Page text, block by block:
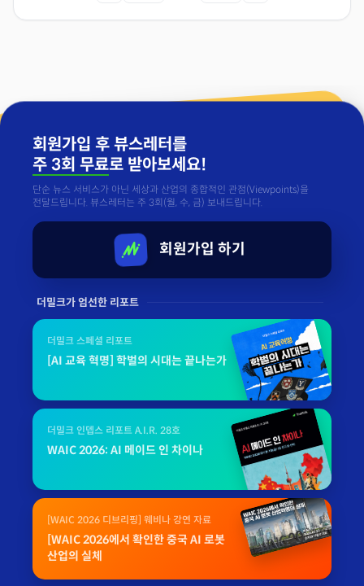
회원가입 후 뷰스레터를
주 3회 무료로 받아보세요!
단순 뉴스 서비스가 아닌 세상과 산업의 종합적인 관점(Viewpoints)을
전달드립니다. 뷰스레터는 주 3회(월, 수, 금) 보내드립니다.
회원가입 하기
더밀크가 엄선한 리포트
더밀크 스페셜 리포트
[AI 교육 혁명] 학벌의 시대는 끝나는가
더밀크 인뎁스 리포트 A.I.R. 28호
WAIC 2026: AI 메이드 인 차이나
[WAIC 2026 디브리핑] 웨비나 강연 자료
[WAIC 2026에서 확인한 중국 AI 로봇
산업의 실체